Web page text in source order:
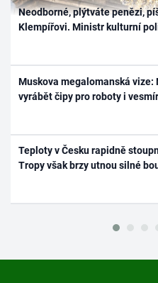
Neodborné, plýtváte penězi,
Klempířovi. Ministr kulturní
Muskova megalomanská
vyrábět čipy pro roboty i vesmír
Teploty v Česku rapidně
Tropy však brzy utnou silné